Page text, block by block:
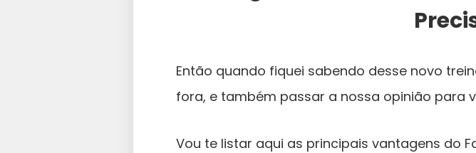
Então quando fiquei sabendo desse novo
fora, e também passar a nossa opinião para
Vou te listar aqui as principais vantagens do